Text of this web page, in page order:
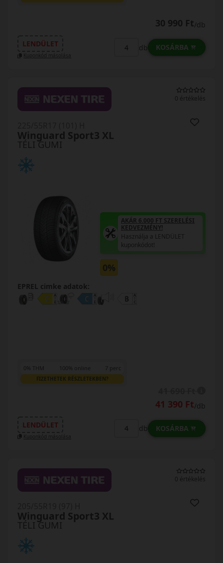
30 990 Ft/db
LENDÜLET
Kuponkód másolása
db KOSÁRBA
0 értékelés
TÉLI GUMI
Winguard Sport3 XL
AKÁR 6.000 FT SZERELÉSI
KEDVEZMÉNY!
Használja a LENDÜLET
kuponkódot!
0%
EPREL cimke adatok:
0% THM 100% online 7 perc
FIZETHETEK RÉSZLETEKBEN?
41 390 Ft/db
LENDÜLET
Kuponkód másolása
db KOSÁRBA
0 értékelés
TÉLI GUMI
Winguard Sport3 XL